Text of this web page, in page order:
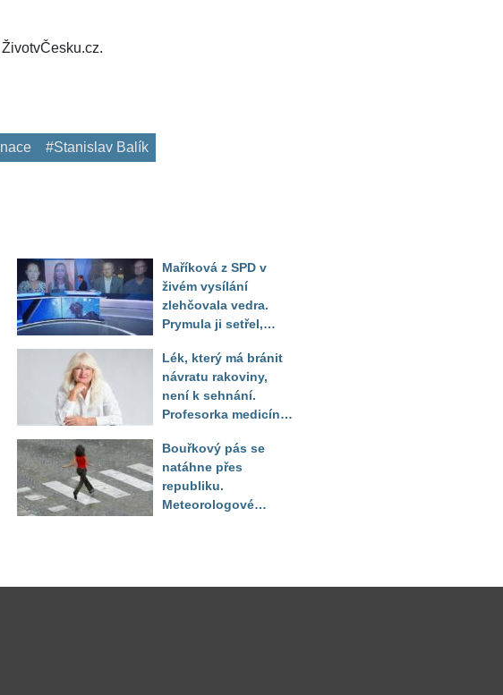
#Stanislav Balík
Maříková z SPD v
živém vysílání
zlehčovala vedra.
Prymula ji setřel,
číslo
Lék, který má bránit
návratu rakoviny,
není k sehnání.
Profesorka medicíny
pacientka
Bouřkový pás se
natáhne přes
republiku.
Meteorologové